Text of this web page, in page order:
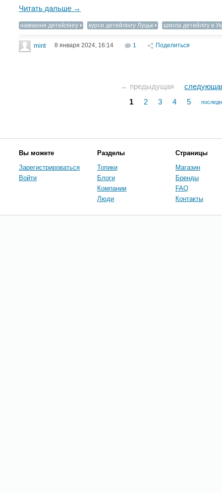
Читать дальше →
навчання детейлінгу курси детейлінгу Луцьк школа детейлігу в
mint 8 января 2024, 16:14 1 Поделиться
← предыдущая
1
2 3 4 5
Вы можете
Зарегистрироваться
Войти
Разделы
Топики
Блоги
Компании
Люди
Страницы
Магазин
Бренды
FAQ
Контакты